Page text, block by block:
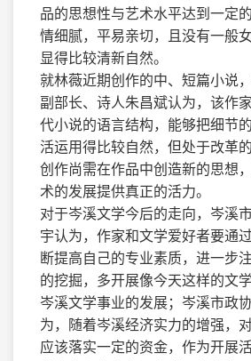
品的思想性与艺术水平达到一定
情细腻，平易亲切，且没有一般
显得比较清新自然。
就林薇近期创作的中、短篇小说
副部长、诗人朱昌斌认为，该作
代小说的语言结构，能够把细节
活运用得比较自然，但处于改革
创作尚需在作品中创造新的思想
术的发展提供真正的活力。
对于岑溪文学今后的走向，岑溪
宇认为，作家和文学爱好者要通
断提高自己的专业素质，进一步
的挖掘，多开展像今天这样的文
岑溪文学事业的发展；岑溪市政
为，随着岑溪经济实力的增强，
应该落实一定的资金，作为开展